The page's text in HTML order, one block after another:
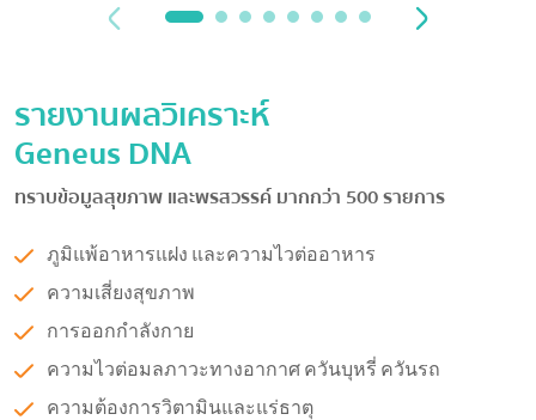
รายงานผลวิเคราะห์
Geneus DNA
ทราบข้อมูลสุขภาพ และพรสวรรค์ มากกว่า 500 รายการ
ภูมิแพ้อาหารแฝง และความไวต่ออาหาร
ความเสี่ยงสุขภาพ
การออกกำลังกาย
ความไวต่อมลภาวะทางอากาศ ควันบุหรี่ ควันรถ
ความต้องการวิตามินและแร่ธาตุ